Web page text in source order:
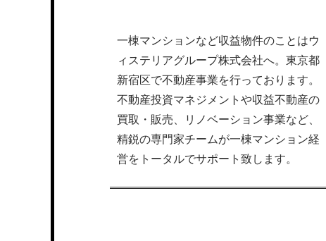
一棟マンションなど収益物件のことはウ
ィステリアグループ株式会社へ。東京都
新宿区で不動産事業を行っております。
不動産投資マネジメントや収益不動産の
買取・販売、リノベーション事業など、
精鋭の専門家チームが一棟マンション経
営をトータルでサポート致します。